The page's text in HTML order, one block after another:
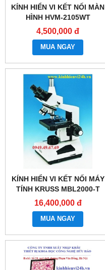
KÍNH HIỂN VI KẾT NỐI MÀN
HÌNH HVM-2105WT
4,500,000 đ
MUA NGAY
KÍNH HIỂN VI KẾT NỐI MÁY
TÍNH KRUSS MBL2000-T
16,400,000 đ
MUA NGAY